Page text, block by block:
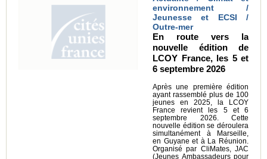
environnement /
Jeunesse et ECSI /
Outre-mer
En route vers la
nouvelle édition de
LCOY France, les 5 et
6 septembre 2026
Après une première édition
ayant rassemblé plus de 100
jeunes en 2025, la LCOY
France revient les 5 et 6
septembre 2026. Cette
nouvelle édition se déroulera
simultanément à Marseille,
en Guyane et à La Réunion.
Organisé par CliMates, JAC
(Jeunes Ambassadeurs pour